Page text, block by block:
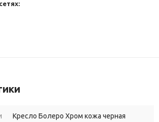
Кресло Болеро Хром кожа черная